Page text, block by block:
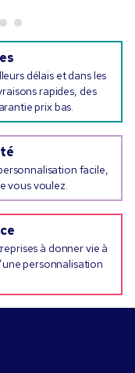
délais et dans les
rapides, des
prix bas.
facile,
vous voulez.
à donner vie à
personnalisation